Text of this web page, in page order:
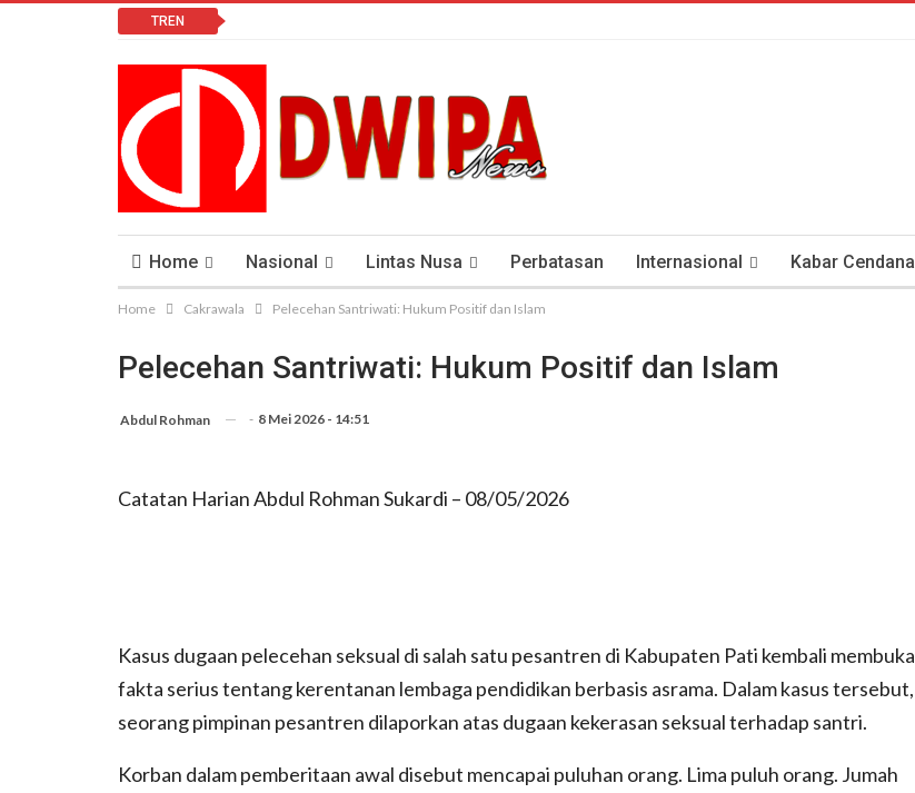
TREN
Home Nasional Lintas Nusa Perbatasan Internasional Kabar Cendana
Lomba Vlog Cendana News Peduli Kesehatan Antisipasi COVID-19
Home Cakrawala Pelecehan Santriwati: Hukum Positif dan Islam
Pelecehan Santriwati: Hukum Positif dan Islam
Abdul Rohman - 8 Mei 2026 - 14:51
Catatan Harian Abdul Rohman Sukardi – 08/05/2026
Kasus dugaan pelecehan seksual di salah satu pesantren di Kabupaten Pati kembali membuka
fakta serius tentang kerentanan lembaga pendidikan berbasis asrama. Dalam kasus tersebut,
seorang pimpinan pesantren dilaporkan atas dugaan kekerasan seksual terhadap santri.
Korban dalam pemberitaan awal disebut mencapai puluhan orang. Lima puluh orang. Jumah